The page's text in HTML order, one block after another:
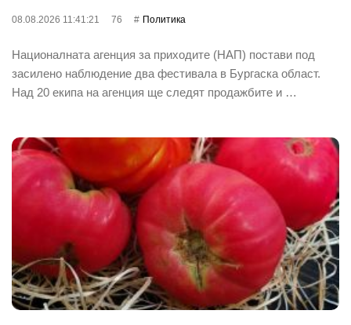
08.08.2026 11:41:21 76 Политика
Националната агенция за приходите (НАП) постави под
засилено наблюдение два фестивала в Бургаска област.
Над 20 екипа на агенция ще следят продажбите и …